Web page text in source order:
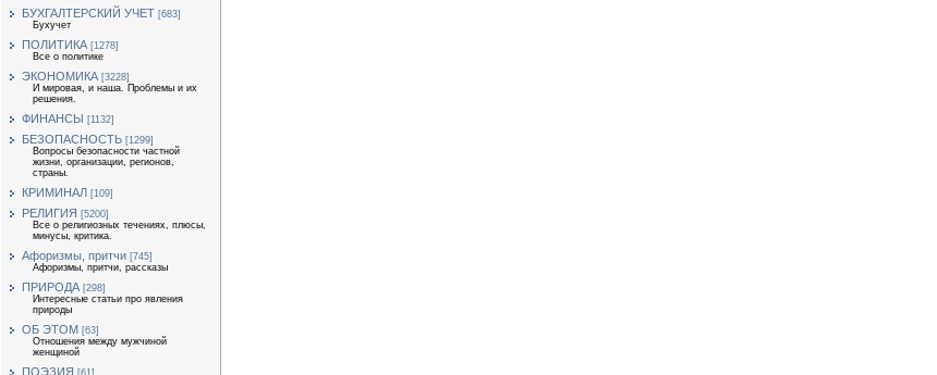
БУХГАЛТЕРСКИЙ УЧЕТ [683]
Бухучет
ПОЛИТИКА [1278]
Все о политике
ЭКОНОМИКА [3228]
И мировая, и наша. Проблемы и их
решения.
ФИНАНСЫ [1132]
БЕЗОПАСНОСТЬ [1299]
Вопросы безопасности частной
жизни, организации, регионов,
страны.
КРИМИНАЛ [109]
РЕЛИГИЯ [5200]
Все о религиозных течениях, плюсы,
минусы, критика.
Афоризмы, притчи [745]
Афоризмы, притчи, рассказы
ПРИРОДА [298]
Интересные статьи про явления
природы
ОБ ЭТОМ [63]
Отношения между мужчиной
женщиной
ПОЭЗИЯ [61]